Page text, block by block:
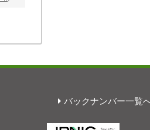
バックナンバー一覧